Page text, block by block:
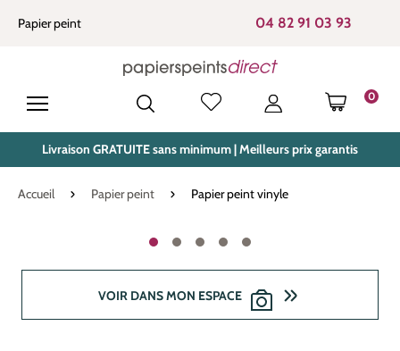
principal
Papier peint 04 82 91 03 93
0
LE
Livraison GRATUITE sans minimum | Meilleurs prix garantis
Accueil Papier peint Papier peint vinyle
VOIR DANS MON ESPACE